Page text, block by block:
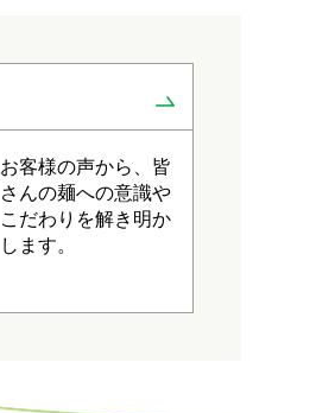
お客様の声から、皆
さんの麺への意識や
こだわりを解き明か
します。